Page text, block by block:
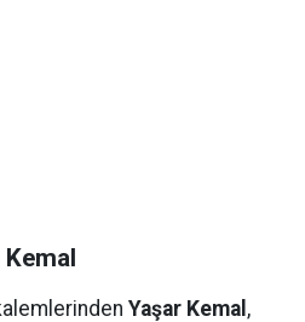
Yaşar Kemal ,